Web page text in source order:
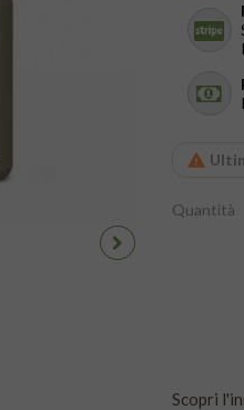
Quantità
Scopri